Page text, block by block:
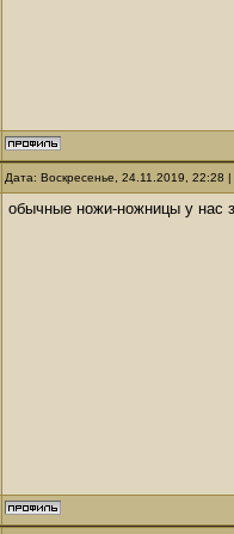
Дата: Воскресенье, 24.11.2019,
обычные ножи-ножницы у нас